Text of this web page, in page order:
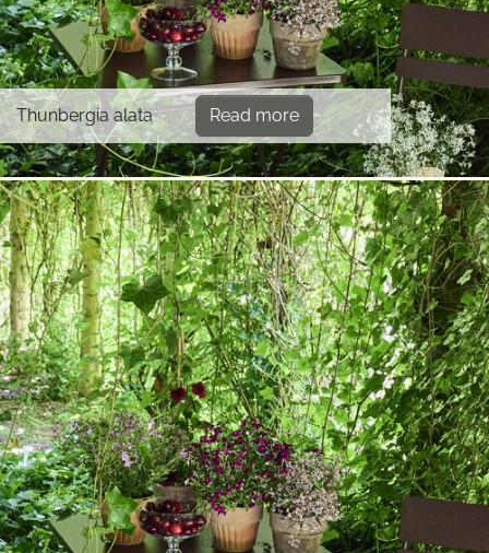
Thunbergia alata Read more